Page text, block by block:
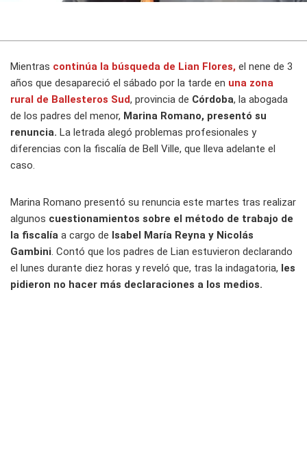
Mientras continúa la búsqueda de Lian Flores, el nene de 3
años que desapareció el sábado por la tarde en una zona
rural de Ballesteros Sud, provincia de Córdoba, la abogada
de los padres del menor, Marina Romano, presentó su
renuncia. La letrada alegó problemas profesionales y
diferencias con la fiscalía de Bell Ville, que lleva adelante el
caso.
Marina Romano presentó su renuncia este martes tras realizar
algunos cuestionamientos sobre el método de trabajo de
la fiscalía a cargo de Isabel María Reyna y Nicolás
Gambini. Contó que los padres de Lian estuvieron declarando
el lunes durante diez horas y reveló que, tras la indagatoria, les
pidieron no hacer más declaraciones a los medios.